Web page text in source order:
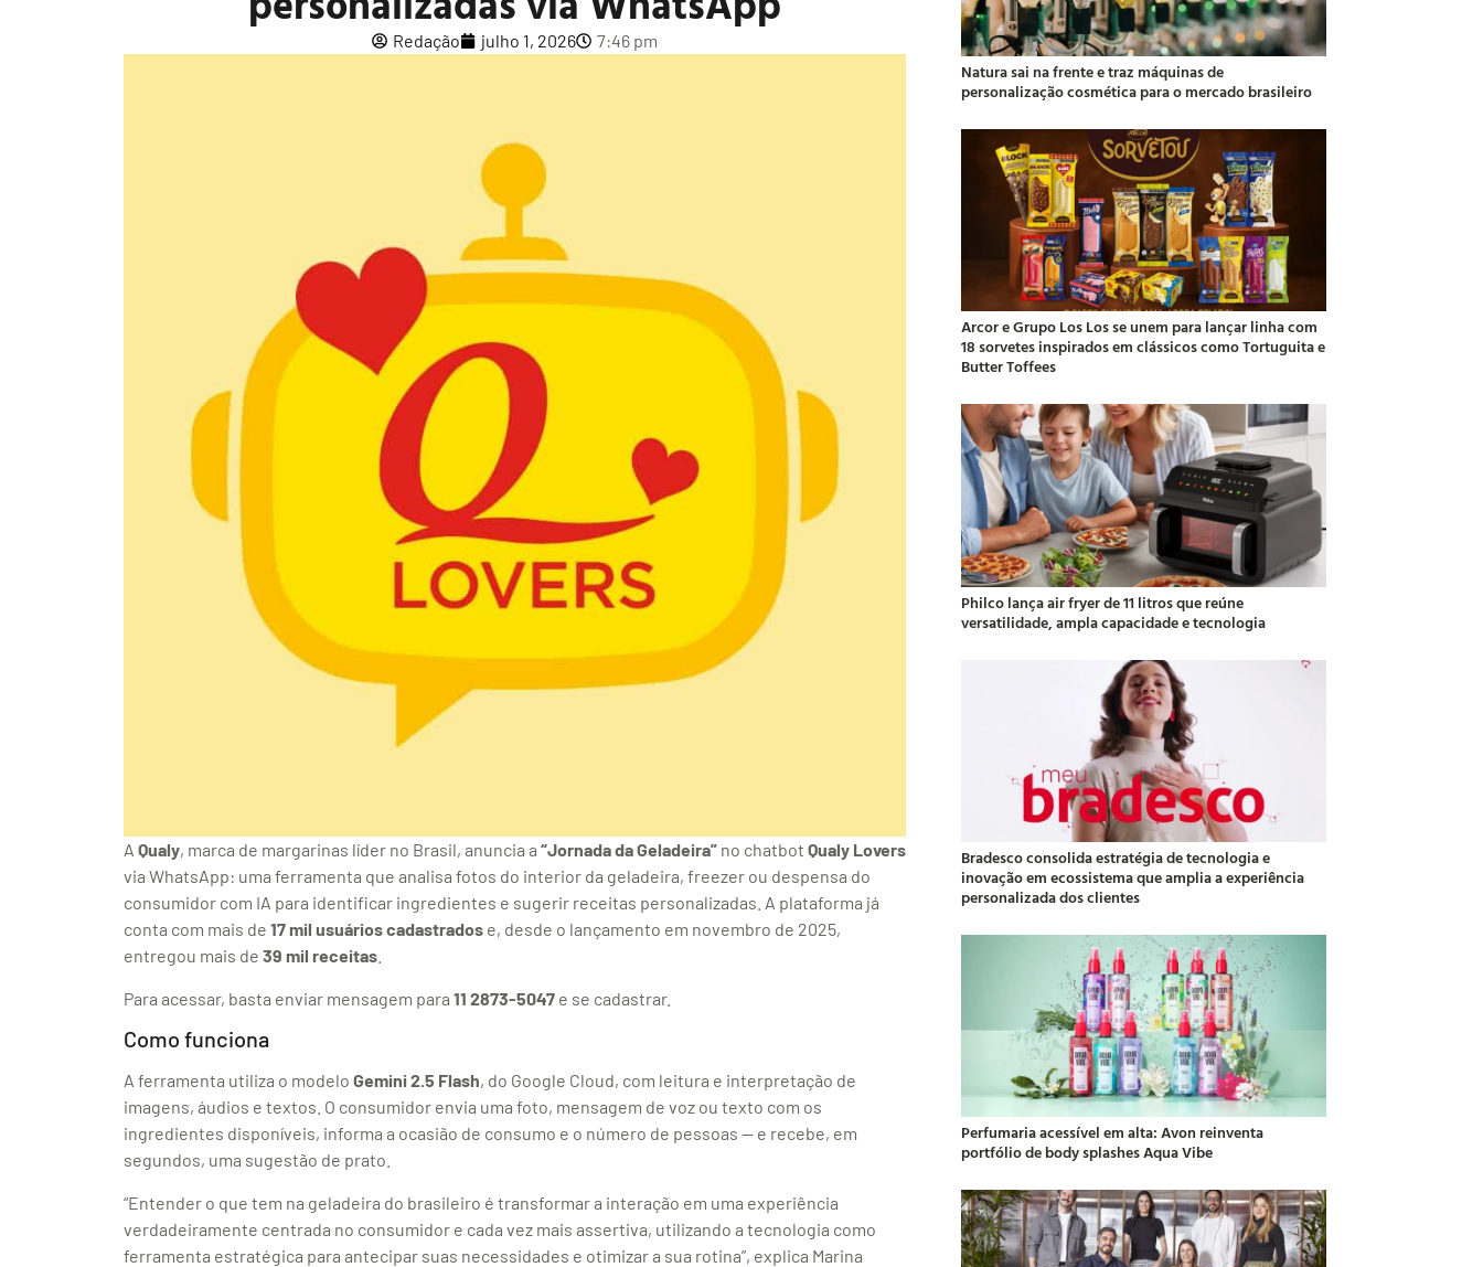
Redação julho 1, 2026 7:46 pm
A Qualy, marca de margarinas líder no Brasil, anuncia a “Jornada da Geladeira” no chatbot Qualy Lovers
via WhatsApp: uma ferramenta que analisa fotos do interior da geladeira, freezer ou despensa do
consumidor com IA para identificar ingredientes e sugerir receitas personalizadas. A plataforma já
conta com mais de 17 mil usuários cadastrados e, desde o lançamento em novembro de 2025,
entregou mais de 39 mil receitas
Para acessar, basta enviar mensagem para 11 2873-5047 e se cadastrar.
Como funciona
A ferramenta utiliza o modelo Gemini 2.5 Flash, do Google Cloud, com leitura e interpretação de
imagens, áudios e textos. O consumidor envia uma foto, mensagem de voz ou texto com os
ingredientes disponíveis, informa a ocasião de consumo e o número de pessoas — e recebe, em
segundos, uma sugestão de prato.
“Entender o que tem na geladeira do brasileiro é transformar a interação em uma experiência
verdadeiramente centrada no consumidor e cada vez mais assertiva, utilizando a tecnologia como
ferramenta estratégica para antecipar suas necessidades e otimizar a sua rotina”, explica Marina
Natura sai na frente e traz máquinas de
personalização cosmética para o mercado brasileiro
Arcor e Grupo Los Los se unem para lançar linha com
18 sorvetes inspirados em clássicos como Tortuguita e
Butter Toffees
Philco lança air fryer de 11 litros que reúne
versatilidade, ampla capacidade e tecnologia
Bradesco consolida estratégia de tecnologia e
inovação em ecossistema que amplia a experiência
personalizada dos clientes
Perfumaria acessível em alta: Avon reinventa
portfólio de body splashes Aqua Vibe